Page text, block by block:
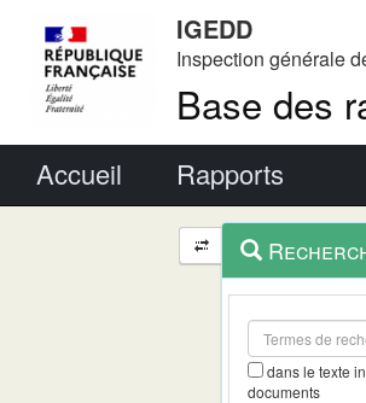
IGEDD
Inspection générale
Base des
Accueil Rapports
Navigation
et
outils
contextuel
dans le texte
documents